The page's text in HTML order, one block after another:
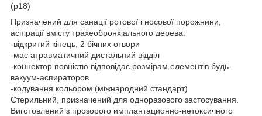
(р18)
Призначений для санації ротової і носової порожнини,
аспірації вмісту трахеобронхіального дерева:
-відкритий кінець, 2 бічних отвори
-має атравматичний дистальний відділ
-коннектор повністю відповідає розмірам елементів будь-
вакуум-аспираторов
-кодування кольором (міжнародний стандарт)
Стерильний, призначений для одноразового застосування.
Виготовлений з прозорого имплантационно-нетоксичного